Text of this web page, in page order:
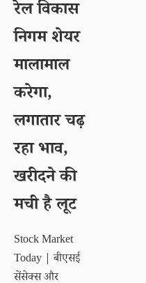
रेल विकास
निगम शेयर
मालामाल
करेगा,
लगातार चढ़
रहा भाव,
खरीदने की
मची है लूट
Stock Market
Today | बीएसई
सेंसेक्स और